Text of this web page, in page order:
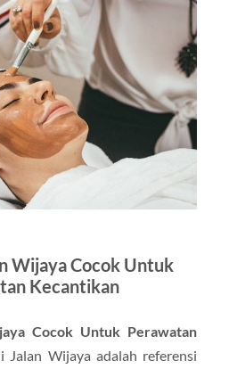
Wijaya Cocok Untuk
Kecantikan
Cocok Untuk Perawatan
Wijaya adalah referensi